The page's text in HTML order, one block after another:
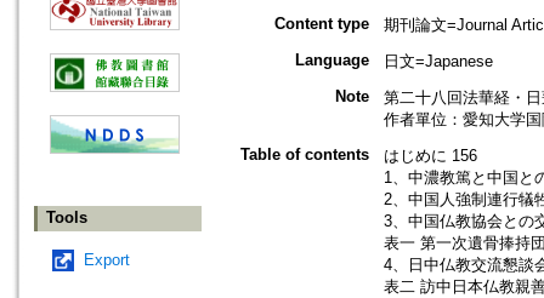
Tools
Export
Content type
期刊論文=Journal
Language
日文=Japanese
Note
第二十八回法華経・
作者單位：愛知大学
Table of contents
はじめに 156
1、中濃教篤と中国と
2、中国人強制連行犠
3、中国仏教協会との
表一 第一次遺骨捧持
4、日中仏教交流懇談
表二 訪中日本仏教親